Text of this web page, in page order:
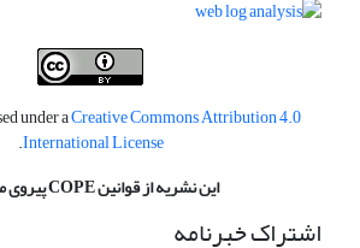
under aCreative Commons Attribution 4.0
International License
.
این نشریه از قوانین COPE پیروی می کند
اشتراک خبرنامه